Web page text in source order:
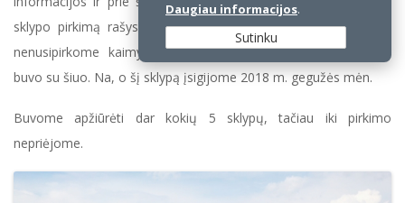
sklypo pirkimą rašysiu
kitoje temoje. Sužinosite, kodėl vis tik
nenusipirkome kaimyninio sklypo ir kokia pirkimo procedūra
buvo su šiuo. Na, o šį sklypą įsigijome 2018 m. gegužės mėn.
Buvome apžiūrėti dar kokių 5 sklypų, tačiau iki pirkimo
nepriėjome.
Daugiau informacijos.
Sutinku